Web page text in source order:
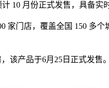
月份正式发售，具备实
门店，覆盖全国 150 多个
产品于6月25日正式发售